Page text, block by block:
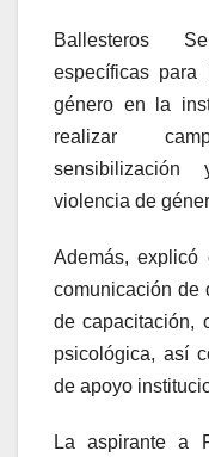
Ballesteros
específicas
género en la
realizar
violencia de
Además,
comunicación de
de capacitación,
psicológica, así
de apoyo
La aspirante a